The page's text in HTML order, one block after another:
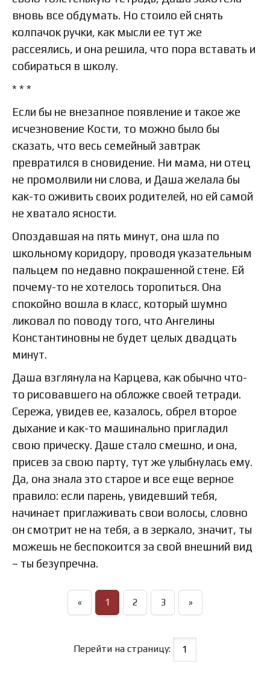
вновь все обдумать. Но стоило ей снять
колпачок ручки, как мысли ее тут же
рассеялись, и она решила, что пора вставать и
собираться в школу.
* * *
Если бы не внезапное появление и такое же
исчезновение Кости, то можно было бы
сказать, что весь семейный завтрак
превратился в сновидение. Ни мама, ни отец
не промолвили ни слова, и Даша желала бы
как-то оживить своих родителей, но ей самой
не хватало ясности.
Опоздавшая на пять минут, она шла по
школьному коридору, проводя указательным
пальцем по недавно покрашенной стене. Ей
почему-то не хотелось торопиться. Она
спокойно вошла в класс, который шумно
ликовал по поводу того, что Ангелины
Константиновны не будет целых двадцать
минут.
Даша взглянула на Карцева, как обычно что-
то рисовавшего на обложке своей тетради.
Сережа, увидев ее, казалось, обрел второе
дыхание и как-то машинально пригладил
свою прическу. Даше стало смешно, и она,
присев за свою парту, тут же улыбнулась ему.
Да, она знала это старое и все еще верное
правило: если парень, увидевший тебя,
начинает приглаживать свои волосы, словно
он смотрит не на тебя, а в зеркало, значит, ты
можешь не беспокоится за свой внешний вид
– ты безупречна.
« 1 2 3 »
Перейти на страницу: